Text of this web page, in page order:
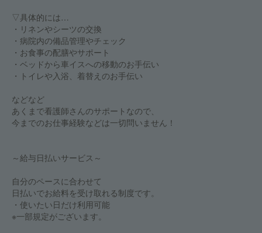
▽具体的には…
・リネンやシーツの交換
・病院内の備品管理やチェック
・お食事の配膳やサポート
・ベッドから車イスへの移動のお手伝い
・トイレや入浴、着替えのお手伝い
などなど
あくまで看護師さんのサポートなので、
今までのお仕事経験などは一切問いません！
～給与日払いサービス～
自分のペースに合わせて
日払いでお給料を受け取れる制度です。
・使いたい日だけ利用可能
※一部規定がございます。